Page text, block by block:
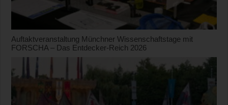
Auftaktveranstaltung Münchner Wissenschaftstage mit
FORSCHA – Das Entdecker-Reich 2026